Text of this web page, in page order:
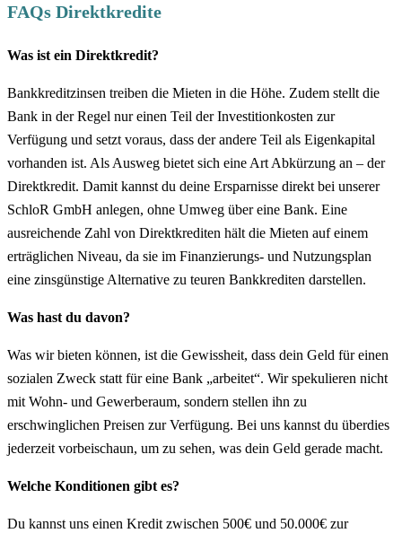
FAQs Direktkredite
Was ist ein Direktkredit?
Bankkreditzinsen treiben die Mieten in die Höhe. Zudem stellt die
Bank in der Regel nur einen Teil der Investitionkosten zur
Verfügung und setzt voraus, dass der andere Teil als Eigenkapital
vorhanden ist. Als Ausweg bietet sich eine Art Abkürzung an – der
Direktkredit. Damit kannst du deine Ersparnisse direkt bei unserer
SchloR GmbH anlegen, ohne Umweg über eine Bank. Eine
ausreichende Zahl von Direktkrediten hält die Mieten auf einem
erträglichen Niveau, da sie im Finanzierungs- und Nutzungsplan
eine zinsgünstige Alternative zu teuren Bankkrediten darstellen.
Was hast du davon?
Was wir bieten können, ist die Gewissheit, dass dein Geld für einen
sozialen Zweck statt für eine Bank „arbeitet“. Wir spekulieren nicht
mit Wohn- und Gewerberaum, sondern stellen ihn zu
erschwinglichen Preisen zur Verfügung. Bei uns kannst du überdies
jederzeit vorbeischaun, um zu sehen, was dein Geld gerade macht.
Welche Konditionen gibt es?
Du kannst uns einen Kredit zwischen 500€ und 50.000€ zur